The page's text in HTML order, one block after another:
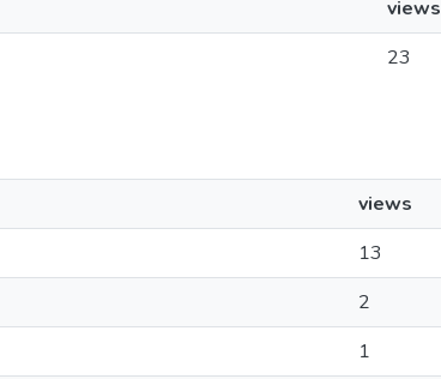
views
23
views
13
2
1